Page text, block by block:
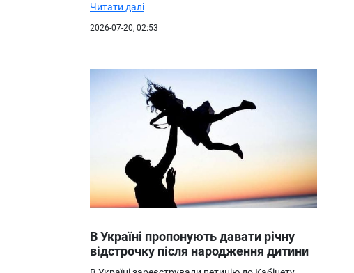
Читати далі
2026-07-20, 02:53
В Україні пропонують давати річну
відстрочку після народження дитини